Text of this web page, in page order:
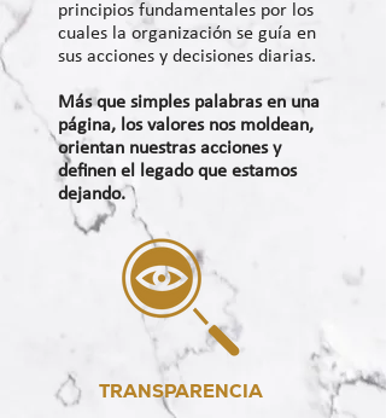
principios fundamentales por los
cuales la organización se guía en
sus acciones y decisiones diarias.
Más que simples palabras en una
página, los valores nos moldean,
orientan nuestras acciones y
definen el legado que estamos
dejando.
TRANSPARENCIA